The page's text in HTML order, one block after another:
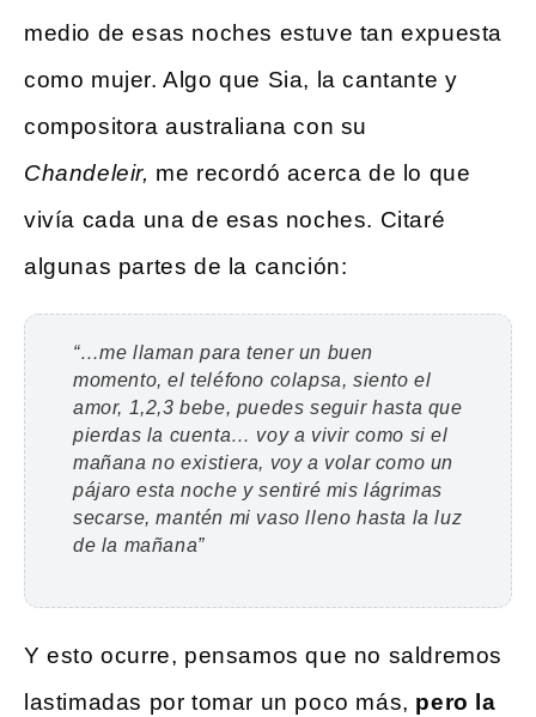
medio de esas noches estuve tan expuesta
como mujer. Algo que Sia, la cantante y
compositora australiana con su
Chandeleir, me recordó acerca de lo que
vivía cada una de esas noches. Citaré
algunas partes de la canción:
“…me llaman para tener un buen
momento, el teléfono colapsa, siento el
amor, 1,2,3 bebe, puedes seguir hasta que
pierdas la cuenta… voy a vivir como si el
mañana no existiera, voy a volar como un
pájaro esta noche y sentiré mis lágrimas
secarse, mantén mi vaso lleno hasta la luz
de la mañana”
Y esto ocurre, pensamos que no saldremos
lastimadas por tomar un poco más, pero la